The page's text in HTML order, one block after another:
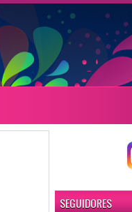
SEGUIDORES